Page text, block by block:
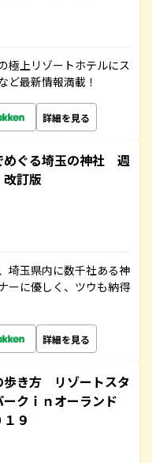
極上リゾートホテルにス
ど最新情報満載！
詳細を見る
ぐる埼玉の神社 週
訂版
埼玉県内に数千社ある神
ーに優しく、ツウも納得
詳細を見る
き方 リゾートスタ
クｉｎオーランド
９